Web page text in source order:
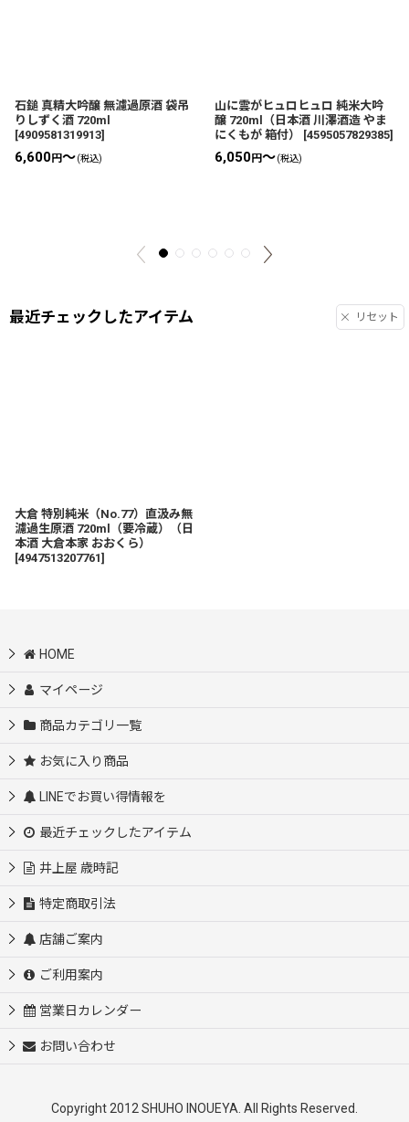
石鎚 真精大吟醸 無濾過原酒 袋吊
りしずく酒 720ml
[4909581319913]
6,600円～(税込)
山に雲がヒュロヒュロ 純米大吟
醸 720ml（日本酒 川澤酒造 やま
にくもが 箱付）
[4595057829385]
6,050円～(税込)
最近チェックしたアイテム リセット
大倉 特別純米（No.77）直汲み無
濾過生原酒 720ml（要冷蔵）（日
本酒 大倉本家 おおくら）
[4947513207761]
HOME
マイページ
商品カテゴリ一覧
お気に入り商品
LINEでお買い得情報を
最近チェックしたアイテム
井上屋 歳時記
特定商取引法
店舗ご案内
ご利用案内
営業日カレンダー
お問い合わせ
Copyright 2012 SHUHO INOUEYA. All Rights Reserved.